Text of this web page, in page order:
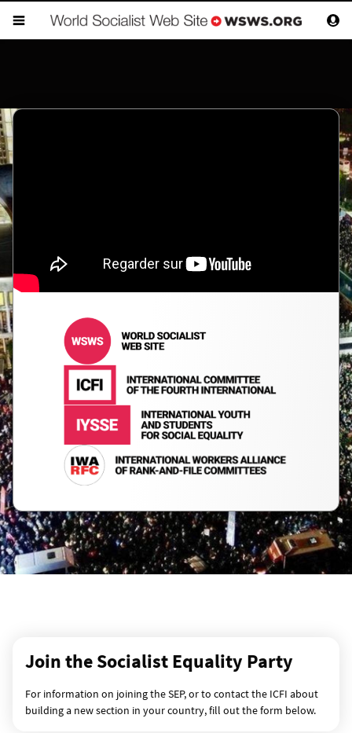
Join the Socialist Equality Party
For information on joining the SEP, or to contact the ICFI about
building a new section in your country, fill out the form below.